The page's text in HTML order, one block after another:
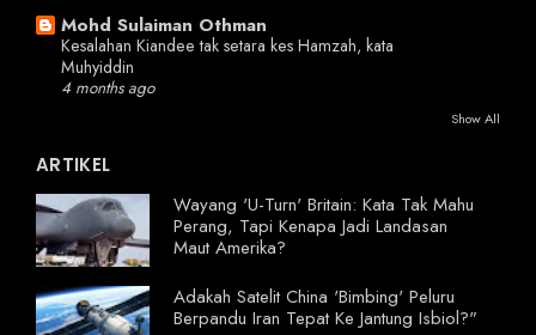
Mohd Sulaiman Othman
Kesalahan Kiandee tak setara kes Hamzah, kata
Muhyiddin
4 months ago
Show All
ARTIKEL
Wayang 'U-Turn' Britain: Kata Tak Mahu
Perang, Tapi Kenapa Jadi Landasan
Maut Amerika?
Adakah Satelit China 'Bimbing' Peluru
Berpandu Iran Tepat Ke Jantung Isbiol?"